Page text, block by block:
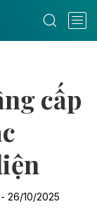
cấp
26/10/2025